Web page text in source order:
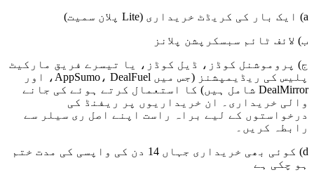
a) ایک بار کی کریڈٹ خریداری (Lite پلان سمیت)
ب) لائف ٹائم سبسکرپشن پلانز
ج) پروموشنل کوڈز، ڈیل کوڈز، یا تیسرے فریق مارکیٹ
پلیس کی ریڈیمپشنز (جس میں AppSumo، DealFuel، اور
DealMirror شامل ہیں) کا استعمال کرتے ہوئے کی جانے
والی خریداری۔ ان خریداریوں پر ریفنڈ کی
درخواستوں کے لیے براہ راست اپنے اصل ری سیلر سے
رابطہ کریں۔
d) کوئی بھی خریداری جہاں 14 دن کی واپسی کی مدت ختم
ہو چکی ہے